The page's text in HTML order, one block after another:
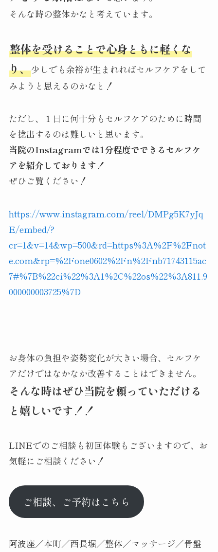
そんな時の整体かなと考えています。
整体を受けることで心身ともに軽くな
り、少しでも余裕が生まれればセルフケアをして
みようと思えるのかなと！
ただし、１日に何十分もセルフケアのために時間
を捻出するのは難しいと思います。
当院のInstagramでは1分程度でできるセルフケ
アを紹介しております！
ぜひご覧ください！
https://www.instagram.com/reel/DMPg5K7yJq
E/embed/?
cr=1&v=14&wp=500&rd=https%3A%2F%2Fnot
e.com&rp=%2Fone0602%2Fn%2Fnb71743115ac
7#%7B%22ci%22%3A1%2C%22os%22%3A811.9
000000003725%7D
お身体の負担や姿勢変化が大きい場合、セルフケ
アだけではなかなか改善することはできません。
そんな時はぜひ当院を頼っていただける
と嬉しいです！！
LINEでのご相談も初回体験もございますので、お
気軽にご相談ください！
ご相談、ご予約はこちら
阿波座／本町／西長堀／整体／マッサージ／骨盤